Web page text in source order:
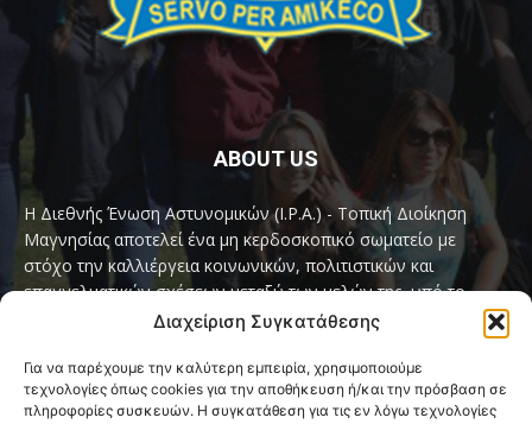
Διαχείριση Συγκατάθεσης
Για να παρέχουμε την καλύτερη εμπειρία, χρησιμοποιούμε
τεχνολογίες όπως cookies για την αποθήκευση ή/και την πρόσβαση σε
πληροφορίες συσκευών. Η συγκατάθεση για τις εν λόγω τεχνολογίες
ABOUT US
Η Διεθνής Ένωση Αστυνομικών (I.P.A.) - Τοπική Διοίκηση
Μαγνησίας αποτελεί ένα μη κερδοσκοπικό σωματείο με
στόχο την καλλιέργεια κοινωνικών, πολιτιστικών και
επαγγελματικών σχέσεων μεταξύ των μελών της, υπό το
παγκόσμιο σύνθημα «Servo per Amikeco» (Υπηρετώ δια της
Contact us:ipamagnesia@gmail.com